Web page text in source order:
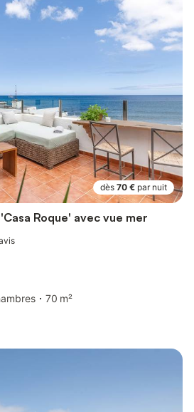
dès 70 € par nuit
Roque' avec vue mer
70 m²